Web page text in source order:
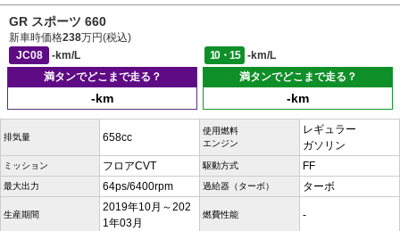
GR スポーツ 660
新車時価格238万円(税込)
JC08
-km/L 10・15
-km/L
満タンでどこまで走る？
-km
満タンでどこまで走る？
-km
排気量 658cc
使用燃料
エンジン
レギュラー
ガソリン
ミッション フロアCVT 駆動方式 FF
最大出力 64ps/6400rpm 過給器（ターボ） ターボ
生産期間
2019年10月～202
1年03月
燃費性能 -